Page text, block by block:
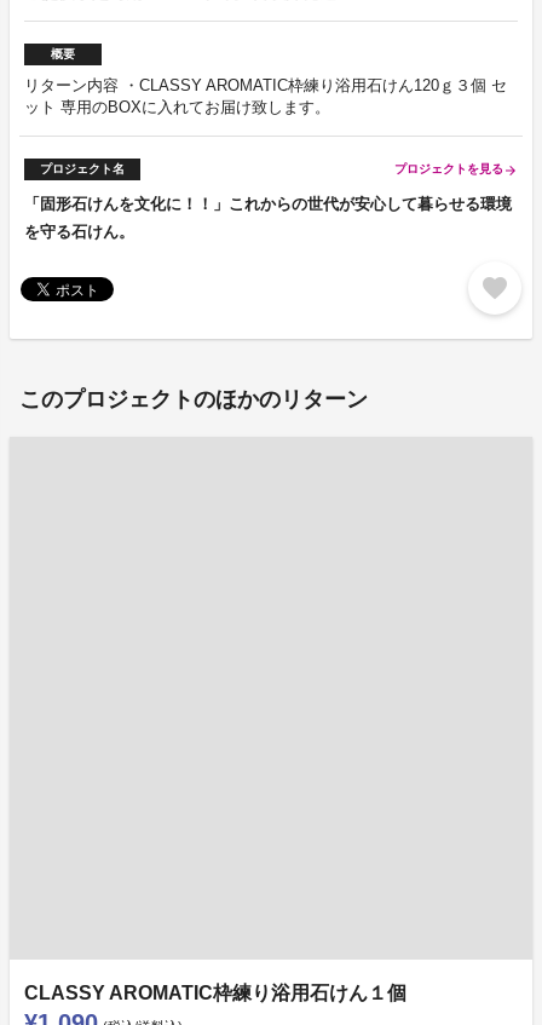
概要
リターン内容 ・CLASSY AROMATIC枠練り浴用石けん120ｇ３個 セ
ット 専用のBOXに入れてお届け致します。
プロジェクト名 プロジェクトを見る arrow_forward
「固形石けんを文化に！！」これからの世代が安心して暮らせる環境
を守る石けん。
favorite
このプロジェクトのほかのリターン
CLASSY AROMATIC枠練り浴用石けん１個